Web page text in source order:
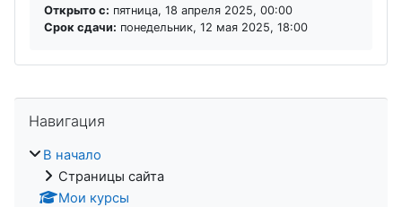
Открыто с: пятница, 18 апреля 2025, 00:00
Срок сдачи: понедельник, 12 мая 2025, 18:00
Навигация
В начало
Страницы сайта
Мои курсы